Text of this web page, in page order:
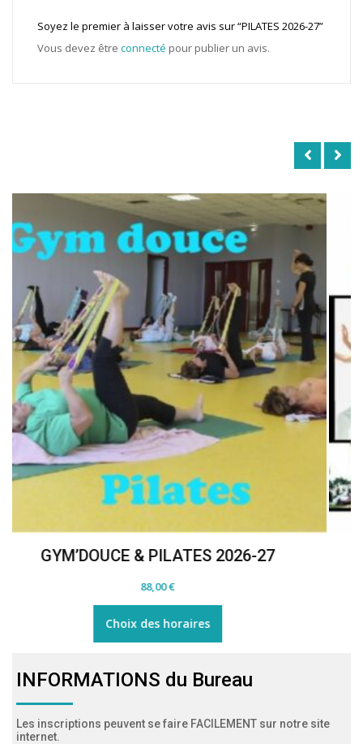
Soyez le premier à laisser votre avis sur “PILATES 2026-27”
Vous devez être connecté pour publier un avis.
Gym Chinoise 2026-27
132,00
Choix des horaires
variations.
INFORMATIONS du Bureau
Les inscriptions peuvent se faire FACILEMENT sur notre site
internet.